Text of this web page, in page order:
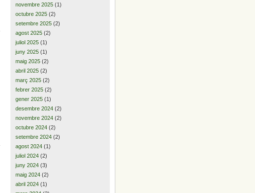
novembre 2025 (1)
octubre 2025 (2)
setembre 2025 (2)
agost 2025 (2)
juliol 2025 (1)
juny 2025 (1)
maig 2025 (2)
abril 2025 (2)
març 2025 (2)
febrer 2025 (2)
gener 2025 (1)
desembre 2024 (2)
novembre 2024 (2)
octubre 2024 (2)
setembre 2024 (2)
agost 2024 (1)
juliol 2024 (2)
juny 2024 (3)
maig 2024 (2)
abril 2024 (1)